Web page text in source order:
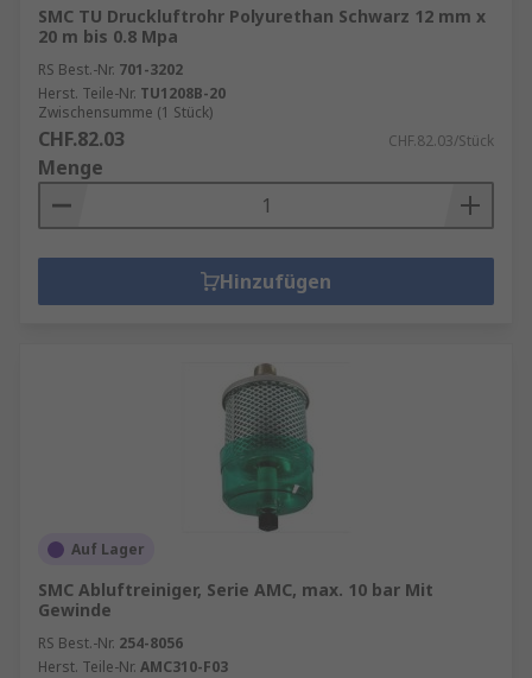
SMC TU Druckluftrohr Polyurethan Schwarz 12 mm x
20 m bis 0.8 Mpa
RS Best.-Nr. 701-3202
Herst. Teile-Nr. TU1208B-20
Zwischensumme (1 Stück)
CHF.82.03 CHF.82.03/Stück
Menge
Hinzufügen
Auf Lager
SMC Abluftreiniger, Serie AMC, max. 10 bar Mit
Gewinde
RS Best.-Nr. 254-8056
Herst. Teile-Nr. AMC310-F03